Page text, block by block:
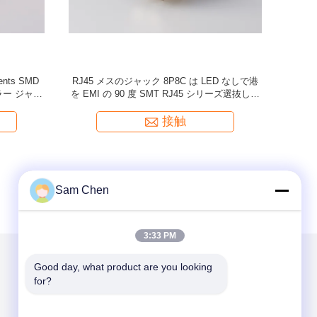
のための
タマイズ
単一の港SMD RJ45のイーサネットMolex金に
よってめっきされるFilteジャックのコネクター
接触
メールでお問い合わせ
Sam Chen
3:33 PM
Good day, what product are you looking
for?